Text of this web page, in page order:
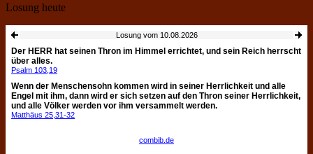
Losung heute